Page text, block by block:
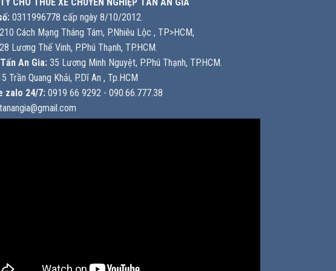
0311996778 cấp ngày 8/10/2012.
210 Cách Mạng Tháng Tám, P.Nhiêu Lộc , TP>HCM,
28 Lương Thế Vinh, P.Phú Thạnh, TP.HCM.
An Gia: 35 Lương Minh Nguyệt, P.Phú Thạnh, TP.HCM.
Trần Quang Khải, P.Dĩ An , Tp.HCM
zalo 24/7: 0919 66 9292 - 090.66.777.38
tanangia@gmail.com